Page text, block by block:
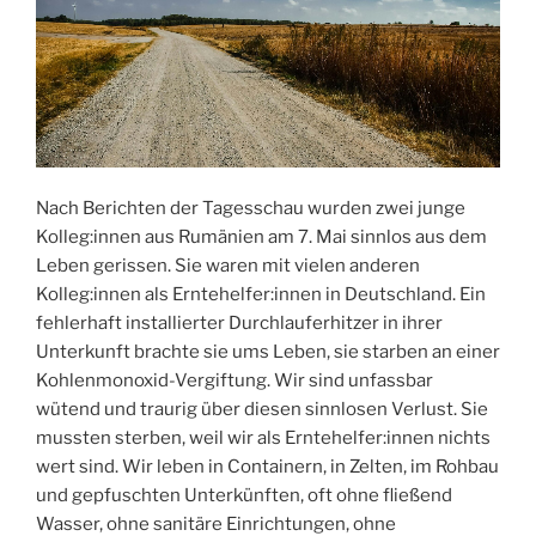
ist
er
tot“
Nach Berichten der Tagesschau wurden zwei junge
Kolleg:innen aus Rumänien am 7. Mai sinnlos aus dem
Leben gerissen. Sie waren mit vielen anderen
Kolleg:innen als Erntehelfer:innen in Deutschland. Ein
fehlerhaft installierter Durchlauferhitzer in ihrer
Unterkunft brachte sie ums Leben, sie starben an einer
Kohlenmonoxid-Vergiftung. Wir sind unfassbar
wütend und traurig über diesen sinnlosen Verlust. Sie
mussten sterben, weil wir als Erntehelfer:innen nichts
wert sind. Wir leben in Containern, in Zelten, im Rohbau
und gepfuschten Unterkünften, oft ohne fließend
Wasser, ohne sanitäre Einrichtungen, ohne